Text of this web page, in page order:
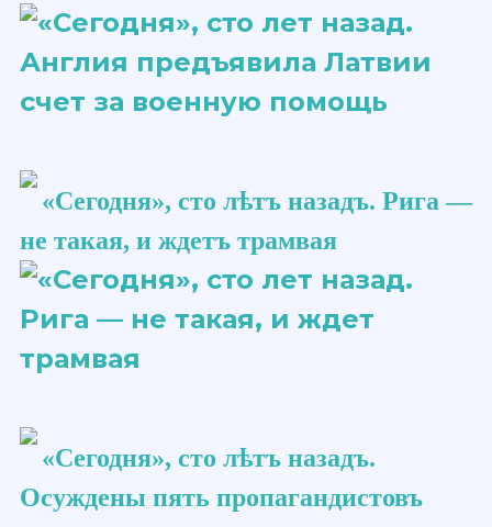
«Сегодня», сто ​лѣтъ​ назадъ. Рига —
не такая, и ждетъ трамвая
«Сегодня», сто ​лѣтъ​ назадъ.
Осуждены пять пропагандистовъ